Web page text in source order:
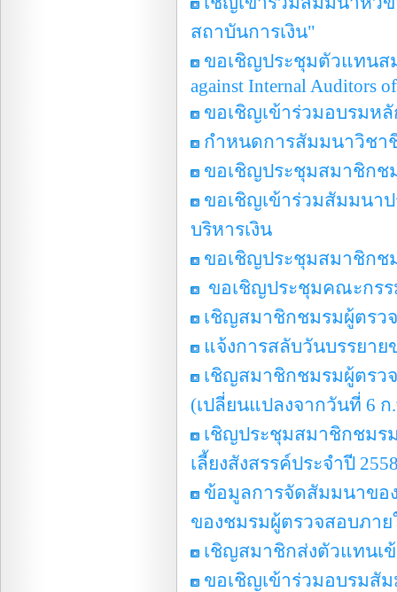
สถาบันการเงิน"
ขอเชิญประชุมตัวแทนสม
against Internal Auditors
ขอเชิญเข้าร่วมอบรมห
กำหนดการสัมมนาวิชา
ขอเชิญประชุมสมาชิกช
ขอเชิญเข้าร่วมสัมมนา
บริหารเงิน
ขอเชิญประชุมสมาชิกช
ขอเชิญประชุมคณะกรร
เชิญสมาชิกชมรมผู้ตรว
แจ้งการสลับวันบรรยาย
เชิญสมาชิกชมรมผู้ตรว
(เปลี่ยนแปลงจากวันที่ 6 ก
เชิญประชุมสมาชิกชมร
เลี้ยงสังสรรค์ประจำปี
ข้อมูลการจัดสัมมนาขอ
ของชมรมผู้ตรวจสอบภา
เชิญสมาชิกส่งตัวแทนเ
ขอเชิญเข้าร่วมอบรมสั